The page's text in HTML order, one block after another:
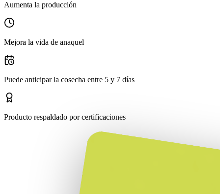
Aumenta la producción
Mejora la vida de anaquel
Puede anticipar la cosecha entre 5 y 7 días
Producto respaldado por certificaciones